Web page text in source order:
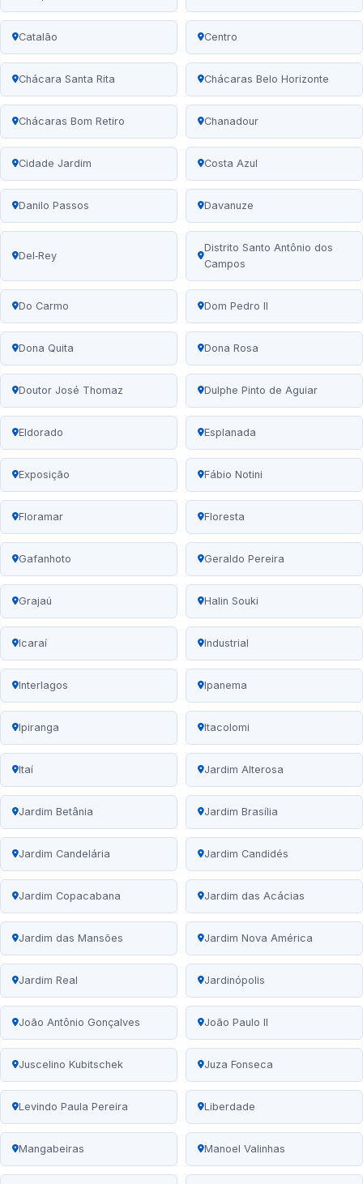
Catalão Centro
Chácara Santa Rita Chácaras Belo Horizonte
Chácaras Bom Retiro Chanadour
Cidade Jardim Costa Azul
Danilo Passos Davanuze
Del‑Rey
Distrito Santo Antônio dos
Campos
Do Carmo Dom Pedro II
Dona Quita Dona Rosa
Doutor José Thomaz Dulphe Pinto de Aguiar
Eldorado Esplanada
Exposição Fábio Notini
Floramar Floresta
Gafanhoto Geraldo Pereira
Grajaú Halin Souki
Icaraí Industrial
Interlagos Ipanema
Ipiranga Itacolomi
Itaí Jardim Alterosa
Jardim Betânia Jardim Brasília
Jardim Candelária Jardim Candidés
Jardim Copacabana Jardim das Acácias
Jardim das Mansões Jardim Nova América
Jardim Real Jardinópolis
João Antônio Gonçalves João Paulo II
Juscelino Kubitschek Juza Fonseca
Levindo Paula Pereira Liberdade
Mangabeiras Manoel Valinhas